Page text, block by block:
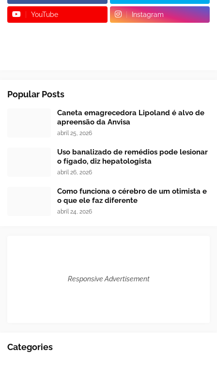
YouTube Instagram
Popular Posts
Caneta emagrecedora Lipoland é alvo de
apreensão da Anvisa
abril 25, 2026
Uso banalizado de remédios pode lesionar
o fígado, diz hepatologista
abril 26, 2026
Como funciona o cérebro de um otimista e
o que ele faz diferente
abril 24, 2026
Responsive Advertisement
Categories